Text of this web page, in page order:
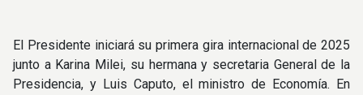
El Presidente iniciará su primera gira internacional de 2025
junto a Karina Milei, su hermana y secretaria General de la
Presidencia, y Luis Caputo, el ministro de Economía. En